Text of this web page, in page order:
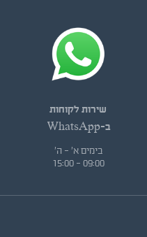
שירות לקוחות
ב-WhatsApp
בימים א' - ה'
09:00 - 15:00